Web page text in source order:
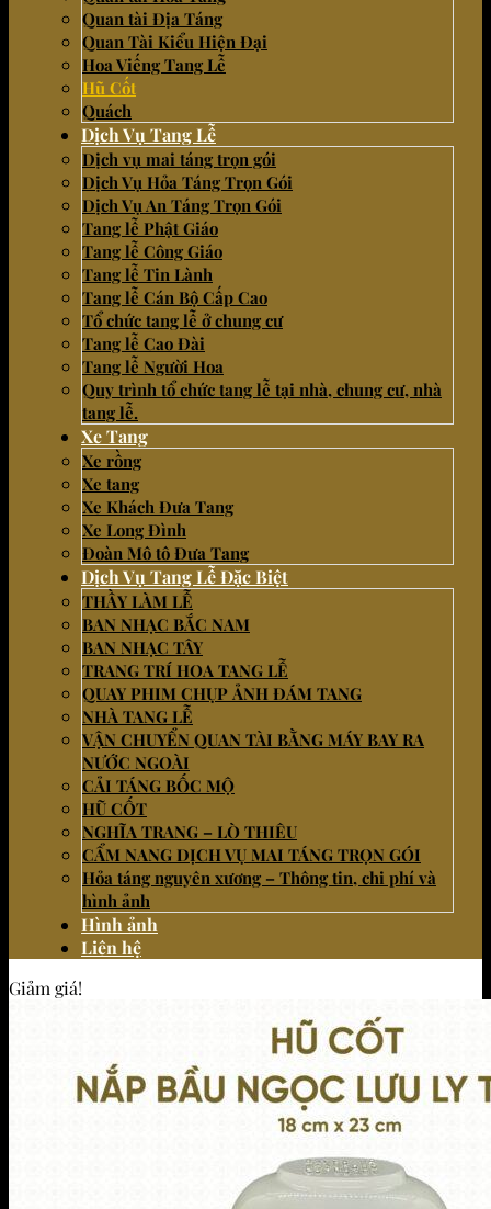
Quan tài Địa Táng
Quan Tài Kiểu Hiện Đại
Hoa Viếng Tang Lễ
Hũ Cốt
Quách
Dịch Vụ Tang Lễ
Dịch vụ mai táng trọn gói
Dịch Vụ Hỏa Táng Trọn Gói
Dịch Vụ An Táng Trọn Gói
Tang lễ Phật Giáo
Tang lễ Công Giáo
Tang lễ Tin Lành
Tang lễ Cán Bộ Cấp Cao
Tổ chức tang lễ ở chung cư
Tang lễ Cao Đài
Tang lễ Người Hoa
Quy trình tổ chức tang lễ tại nhà, chung cư, nhà
tang lễ.
Xe Tang
Xe rồng
Xe tang
Xe Khách Đưa Tang
Xe Long Đình
Đoàn Mô tô Đưa Tang
Dịch Vụ Tang Lễ Đặc Biệt
THẦY LÀM LỄ
BAN NHẠC BẮC NAM
BAN NHẠC TÂY
TRANG TRÍ HOA TANG LỄ
QUAY PHIM CHỤP ẢNH ĐÁM TANG
NHÀ TANG LỄ
VẬN CHUYỂN QUAN TÀI BẰNG MÁY BAY RA
NƯỚC NGOÀI
CẢI TÁNG BỐC MỘ
HŨ CỐT
NGHĨA TRANG – LÒ THIÊU
CẨM NANG DỊCH VỤ MAI TÁNG TRỌN GÓI
Hỏa táng nguyên xương – Thông tin, chi phí và
hình ảnh
Hình ảnh
Liên hệ
Giảm giá!